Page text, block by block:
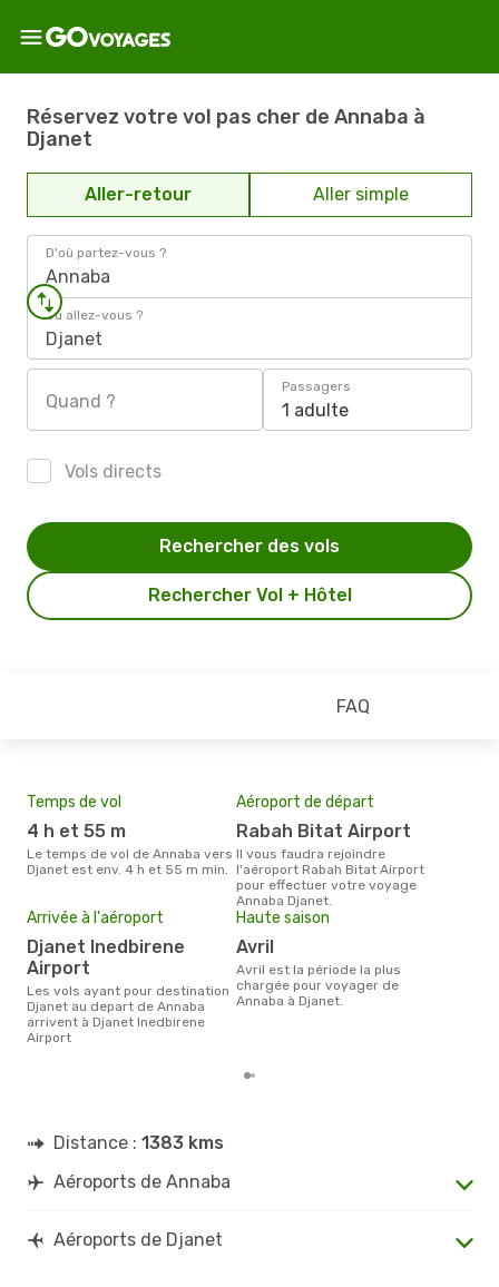
Réservez votre vol pas cher de Annaba à
Djanet
Aller-retour Aller simple
D'où partez-vous ?
Annaba
Où allez-vous ?
Djanet
Quand ?
Passagers
1 adulte
Vols directs
Rechercher Vol + Hôtel
Rechercher des vols
FAQ
Temps de vol
4 h et 55 m
Le temps de vol de Annaba vers
Djanet est env. 4 h et 55 m min.
Aéroport de départ
Rabah Bitat Airport
Il vous faudra rejoindre
l'aéroport Rabah Bitat Airport
pour effectuer votre voyage
Annaba Djanet.
Arrivée à l'aéroport
Djanet Inedbirene
Airport
Les vols ayant pour destination
Djanet au depart de Annaba
arrivent à Djanet Inedbirene
Airport
Haute saison
avril
avril est la période la plus
chargée pour voyager de
Annaba à Djanet.
Distance : 1383 kms
Aéroports de Annaba
Aéroports de Djanet